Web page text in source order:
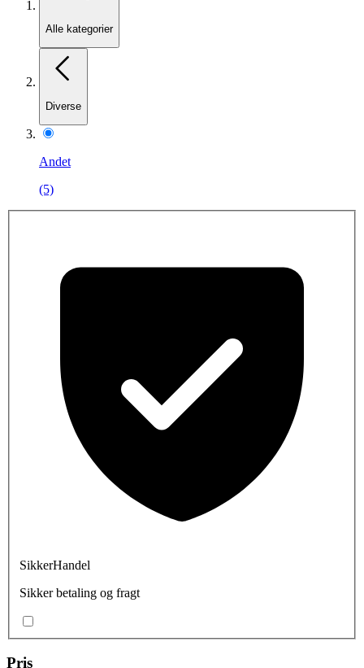
Alle kategorier
Diverse
Andet
(5)
SikkerHandel
Sikker betaling og fragt
Pris